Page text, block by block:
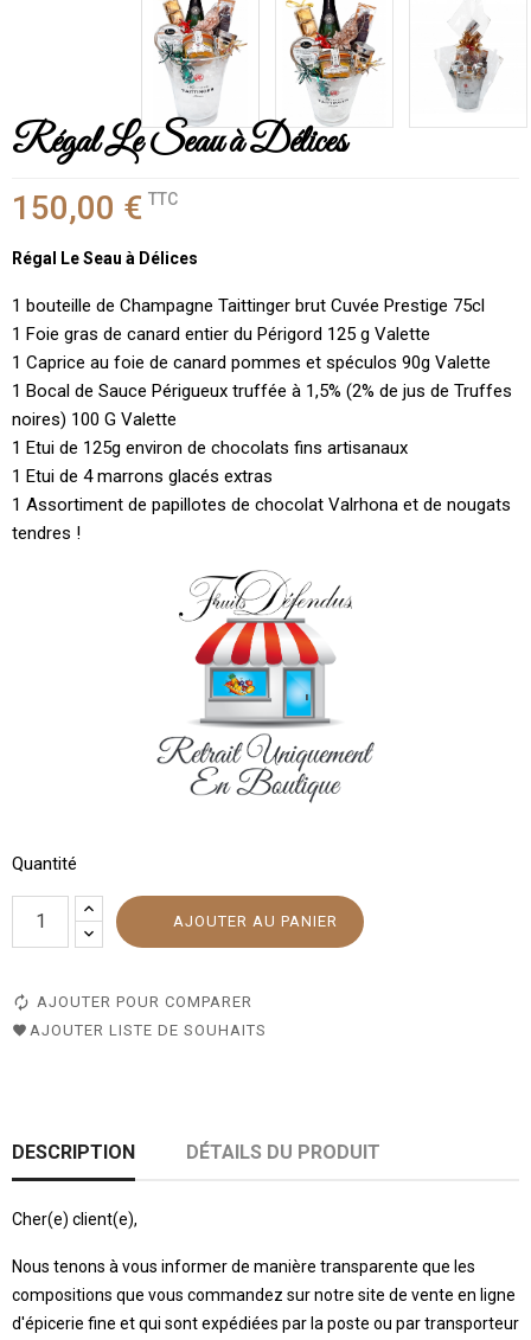
Régal Le Seau à Délices
150,00 € TTC
Régal Le Seau à Délices
1 bouteille de Champagne Taittinger brut Cuvée Prestige 75cl
1 Foie gras de canard entier du Périgord 125 g Valette
1 Caprice au foie de canard pommes et spéculos 90g Valette
1 Bocal de Sauce Périgueux truffée à 1,5% (2% de jus de Truffes
noires) 100 G Valette
1 Etui de 125g environ de chocolats fins artisanaux
1 Etui de 4 marrons glacés extras
1 Assortiment de papillotes de chocolat Valrhona et de nougats
tendres !
Quantité
AJOUTER AU PANIER
AJOUTER POUR COMPARER
AJOUTER LISTE DE SOUHAITS
DESCRIPTION DÉTAILS DU PRODUIT
Cher(e) client(e),
Nous tenons à vous informer de manière transparente que les
compositions que vous commandez sur notre site de vente en ligne
d'épicerie fine et qui sont expédiées par la poste ou par transporteur